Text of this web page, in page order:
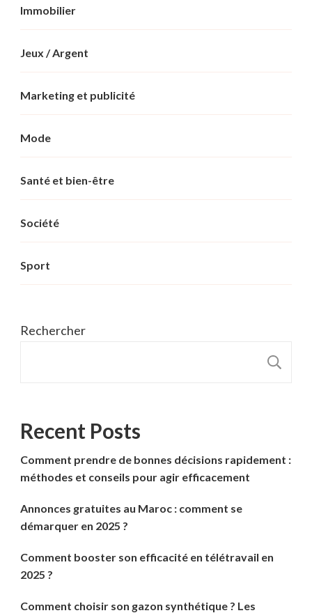
Immobilier
Jeux / Argent
Marketing et publicité
Mode
Santé et bien-être
Société
Sport
Rechercher
Recent Posts
Comment prendre de bonnes décisions rapidement :
méthodes et conseils pour agir efficacement
Annonces gratuites au Maroc : comment se
démarquer en 2025 ?
Comment booster son efficacité en télétravail en
2025 ?
Comment choisir son gazon synthétique ? Les